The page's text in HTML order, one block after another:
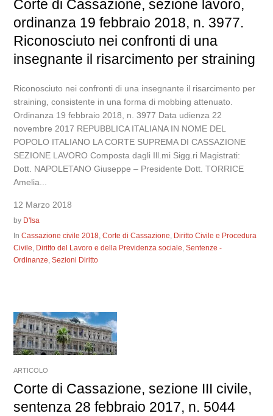
Corte di Cassazione, sezione lavoro,
ordinanza 19 febbraio 2018, n. 3977.
Riconosciuto nei confronti di una
insegnante il risarcimento per straining
Riconosciuto nei confronti di una insegnante il risarcimento per
straining, consistente in una forma di mobbing attenuato.
Ordinanza 19 febbraio 2018, n. 3977 Data udienza 22
novembre 2017 REPUBBLICA ITALIANA IN NOME DEL
POPOLO ITALIANO LA CORTE SUPREMA DI CASSAZIONE
SEZIONE LAVORO Composta dagli Ill.mi Sigg.ri Magistrati:
Dott. NAPOLETANO Giuseppe – Presidente Dott. TORRICE
Amelia...
12 Marzo 2018
by D'Isa
InCassazione civile 2018 ,Corte di Cassazione Diritto Civile e Procedura
Civile Diritto del Lavoro e della Previdenza sociale ,Sentenze -
Ordinanze ,Sezioni Diritto
ARTICOLO
Corte di Cassazione, sezione III civile,
sentenza 28 febbraio 2017, n. 5044